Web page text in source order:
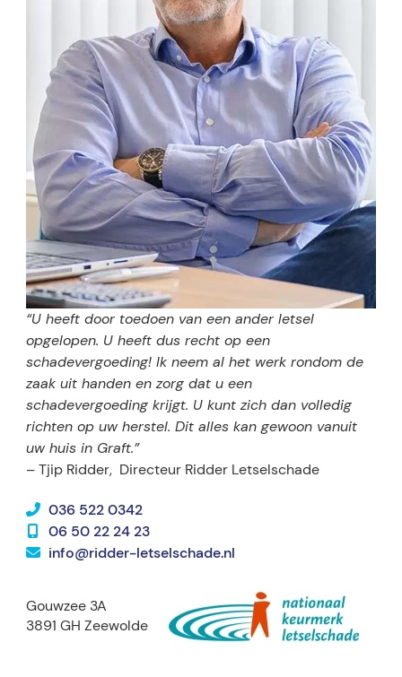
“U heeft door toedoen van een ander letsel
opgelopen. U heeft dus recht op een
schadevergoeding! Ik neem al het werk rondom de
zaak uit handen en zorg dat u een
schadevergoeding krijgt. U kunt zich dan volledig
richten op uw herstel. Dit alles kan gewoon vanuit
uw huis in Graft.”
– Tjip Ridder, Directeur Ridder Letselschade
036 522 0342
06 50 22 24 23
info@ridder-letselschade.nl
Gouwzee 3A
3891 GH Zeewolde